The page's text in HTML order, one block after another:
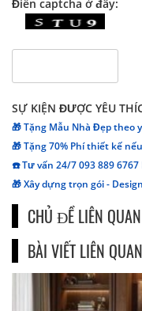
Điền captcha ở đây:
SỰ KIỆN ĐƯỢC YÊU
🎁 Tặng Mẫu Nhà Đẹp theo
🎁 Tặng 70% Phí thiết kế
☎️ Tư vấn 24/7 093 889
🎁 Xây dựng trọn gói -
CHỦ ĐỀ LIÊN QUAN
BÀI VIẾT LIÊN QUAN